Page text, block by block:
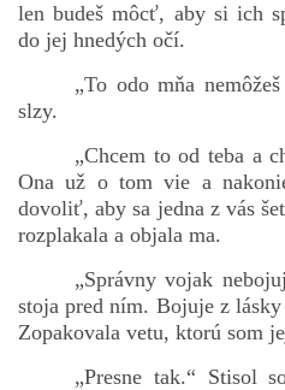
len budeš môcť, aby si ich
do jej hnedých očí.
„To odo mňa
slzy.
„Chcem to od teba a
Ona už o tom vie a
dovoliť, aby sa jedna z vás
rozplakala a objala ma.
„Správny vojak
stoja pred ním. Bojuje z
Zopakovala vetu, ktorú som
„Presne tak.“ Stisol